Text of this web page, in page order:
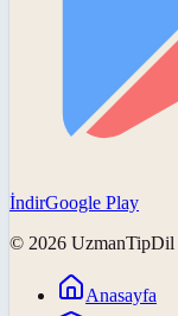
İndirGoogle Play
© 2026 UzmanTipDil
Anasayfa